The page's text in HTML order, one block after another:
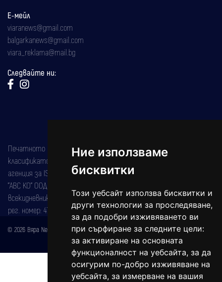
Ние използваме
бисквитки
Този уебсайт използва бисквитки и
други технологии за проследяване,
за да подобри изживяването ви
при сърфиране за следните цели:
за активиране на основната
функционалност на уебсайта,за да
осигурим по-добро изживяване на
уебсайта,за измерване на вашия
Е-мейл
viaranews@gmail.com
balgarkanews@gmail.com
viara_reklama@mail.bg
Следвайте ни:
Печатното издание на вестника е регистрирано в националния
класификатор на печатните издания (Българска национална
агенция за ISSN) под номер: ISSN 1312-4722.
"АВС КО" ООД е притежател на марката: Вяра информационен
всекидневник на югозападна България, със свидетелство за марка
рег. номер: 47857/11.05.2004 година.
© 2026 Вяра News Всички права запазени!
Created byDREAMmedia Creative Studio